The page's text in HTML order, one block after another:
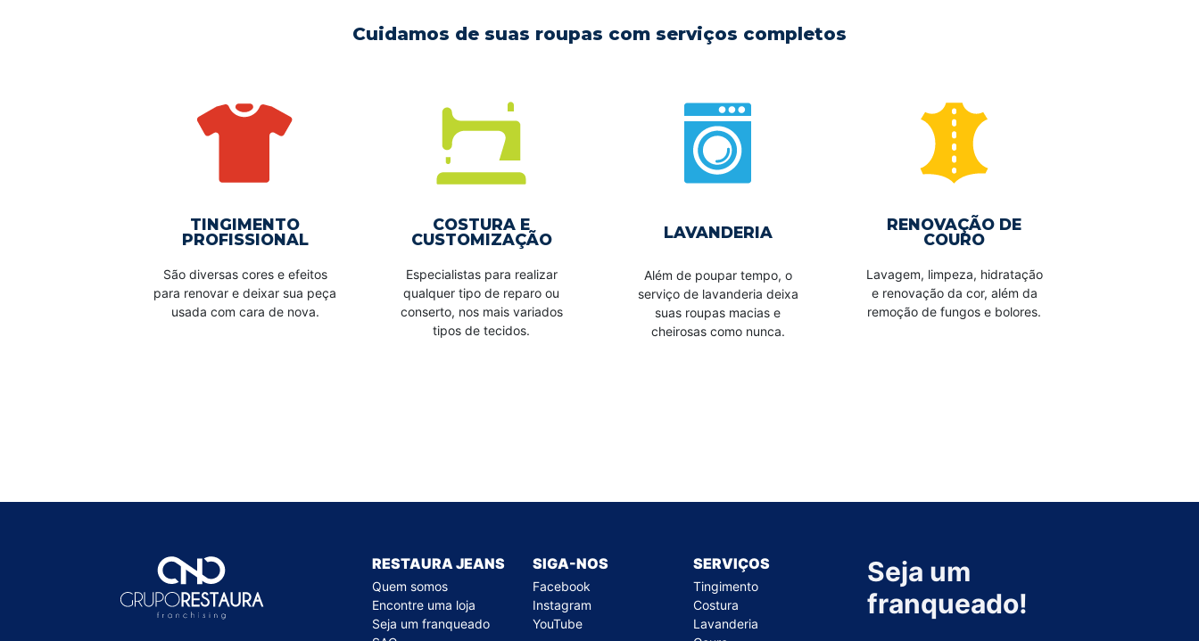
Cuidamos de suas roupas com serviços completos
TINGIMENTO
PROFISSIONAL
São diversas cores e efeitos
para renovar e deixar sua peça
usada com cara de nova.
COSTURA E
CUSTOMIZAÇÃO
Especialistas para realizar
qualquer tipo de reparo ou
conserto, nos mais variados
tipos de tecidos.
LAVANDERIA
Além de poupar tempo, o
serviço de lavanderia deixa
suas roupas macias e
cheirosas como nunca.
RENOVAÇÃO DE
COURO
Lavagem, limpeza, hidratação
e renovação da cor, além da
remoção de fungos e bolores.
RESTAURA JEANS
Quem somos
Encontre uma loja
Seja um franqueado
SIGA-NOS
Facebook
Instagram
YouTube
SERVIÇOS
Tingimento
Costura
Lavanderia
Seja um
franqueado!